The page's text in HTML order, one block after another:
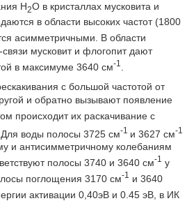
Н2О в кристаллах мусковита и
в области высоких частот (1800
асимметричными. В области
мусковит и флогопит дают
в максимуме 3640 см-1
с большой частотой от
и обратно вызывают появление
происходит их раскачивание с
воды полосы 3725 см-1 и 3627 см-1
и антисимметричному колебаниям
полосы 3740 и 3640 см-1
у
поглощения 3170 см-1
и 3640
активации 0,40эВ и 0.45 эВ, в ИК